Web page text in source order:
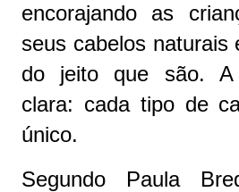
encorajando as
seus cabelos naturais
do jeito que são. A
clara: cada tipo de
único.
Segundo Paula